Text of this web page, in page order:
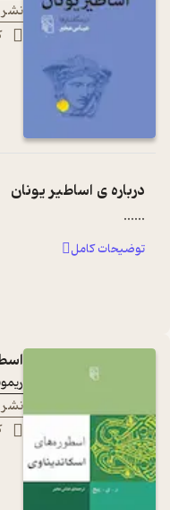
درباره ی اساطیر یونان
...
...
توضیحات کامل